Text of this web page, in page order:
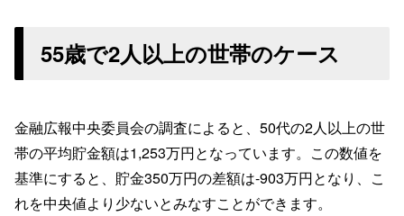
55歳で2人以上の世帯のケース
金融広報中央委員会の調査によると、50代の2人以上の世
帯の平均貯金額は1,253万円となっています。この数値を
基準にすると、貯金350万円の差額は-903万円となり、こ
れを中央値より少ないとみなすことができます。